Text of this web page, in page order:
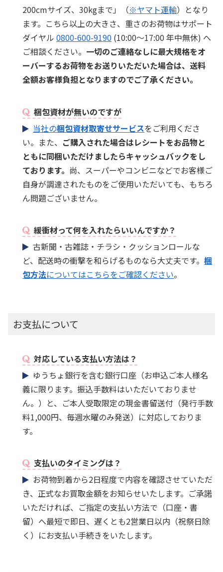
200cmサイズ、30kgまで」（※ヤマト運輸）となり
ます。こちら以上の大きさ、重さのお荷物はサポート
ダイヤル0800-600-9190 (10:00～17:00 年中無休) へ
ご相談ください。 一切のご連絡なしに最大規格をオ
ーバーするお荷物をお送りいただいた場合は、送料
全額お客様負担となりますのでご了承ください。
梱包資材が無いのですが
当社の梱包資材取寄せサービスをご利用くださ
い。また、 ご購入された場合はレシートをお品物と
ともに同梱いただけましたらキャッシュバックをし
ております。 尚、スーパーやコンビニなどでお客様ご
自身が調達されたものをご使用いただいても、もちろ
ん問題ございません。
緩衝材って何を入れたらいいんですか？
古新聞・古雑誌・チラシ・クッションロールな
ど、配送時の衝撃を和らげるものなら大丈夫です。梱
包方法についてはこちらをご確認ください。
お支払について
対応している支払い方法は？
ゆうちょ銀行を含む銀行口座（お申込ご本人様名
義に限ります。振込手数料はいただいておりませ
ん。）と、ご本人受取限定の現金書留送付（発行手数
料1,000円、毎週水曜のみ発送）に対応しておりま
す。
支払いのタイミングは？
お荷物到着から2日程度で内容を確認させていただ
き、正式なお買取金額をお知らせいたします。ご承諾
いただければ、ご指定の支払い方法で（口座・書
留）へ最短で即日、遅くとも2営業日以内（祝祭日除
く）にお支払い手続きをいたします。